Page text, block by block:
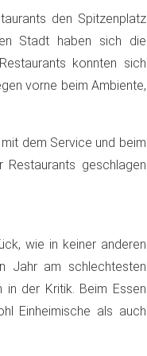
den Spitzenplatz
Stadt haben sich die
konnten sich
vorne beim Ambiente,
dem Service und beim
Restaurants geschlagen
wie in keiner anderen
Jahr am schlechtesten
der Kritik. Beim Essen
Einheimische als auch